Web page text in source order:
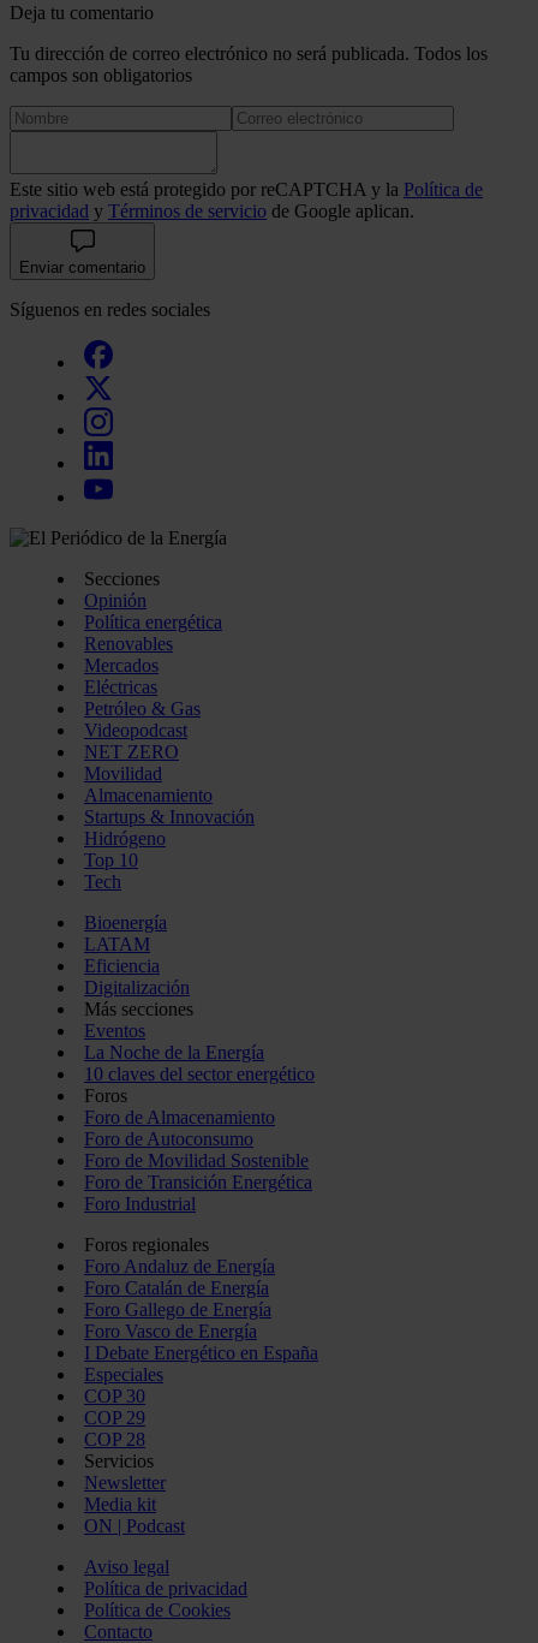
Deja tu comentario
Tu dirección de correo electrónico no será publicada. Todos los
campos son obligatorios
Este sitio web está protegido por reCAPTCHA y la Política de
privacidad y Términos de servicio de Google aplican.
Enviar comentario
Síguenos en redes sociales
Secciones
Opinión
Política energética
Renovables
Mercados
Eléctricas
Petróleo & Gas
Videopodcast
NET ZERO
Movilidad
Almacenamiento
Startups & Innovación
Hidrógeno
Top 10
Tech
Bioenergía
LATAM
Eficiencia
Digitalización
Más secciones
Eventos
La Noche de la Energía
10 claves del sector energético
Foros
Foro de Almacenamiento
Foro de Autoconsumo
Foro de Movilidad Sostenible
Foro de Transición Energética
Foro Industrial
Foros regionales
Foro Andaluz de Energía
Foro Catalán de Energía
Foro Gallego de Energía
Foro Vasco de Energía
I Debate Energético en España
Especiales
COP 30
COP 29
COP 28
Servicios
Newsletter
Media kit
ON | Podcast
Aviso legal
Política de privacidad
Política de Cookies
Contacto